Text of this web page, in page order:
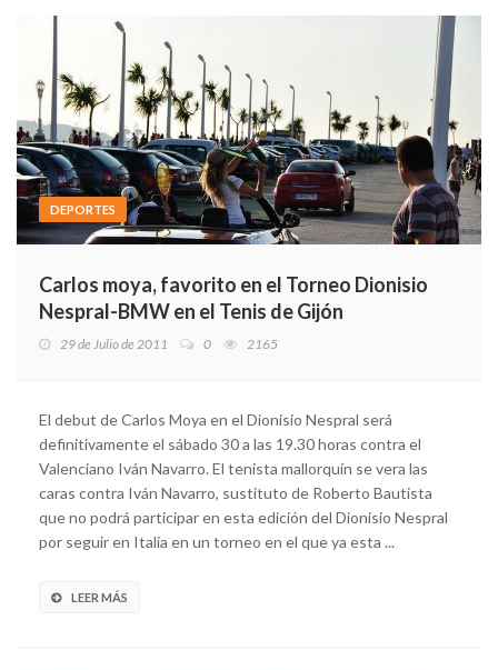
DEPORTES
Carlos moya, favorito en el Torneo Dionisio
Nespral-BMW en el Tenis de Gijón
29 de Julio de 2011 0 2165
El debut de Carlos Moya en el Dionisio Nespral será
definitivamente el sábado 30 a las 19.30 horas contra el
Valenciano Iván Navarro. El tenista mallorquín se vera las
caras contra Iván Navarro, sustituto de Roberto Bautista
que no podrá participar en esta edición del Dionisio Nespral
por seguir en Italia en un torneo en el que ya esta ...
LEER MÁS